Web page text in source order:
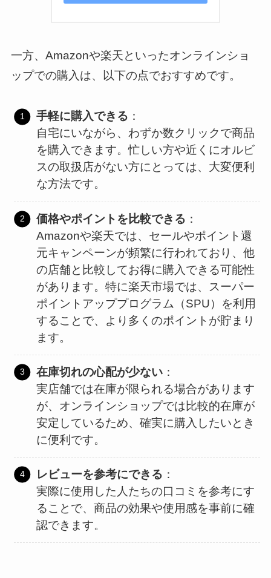
一方、Amazonや楽天といったオンラインショ
ップでの購入は、以下の点でおすすめです。
手軽に購入できる ：
自宅にいながら、わずか数クリックで商品
を購入できます。忙しい方や近くにオルビ
スの取扱店がない方にとっては、大変便利
な方法です。
価格やポイントを比較できる ：
Amazonや楽天では、セールやポイント還
元キャンペーンが頻繁に行われており、他
の店舗と比較してお得に購入できる可能性
があります。特に楽天市場では、スーパー
ポイントアッププログラム（SPU）を利用
することで、より多くのポイントが貯まり
ます。
在庫切れの心配が少ない ：
実店舗では在庫が限られる場合があります
が、オンラインショップでは比較的在庫が
安定しているため、確実に購入したいとき
に便利です。
レビューを参考にできる ：
実際に使用した人たちの口コミを参考にす
ることで、商品の効果や使用感を事前に確
認できます。